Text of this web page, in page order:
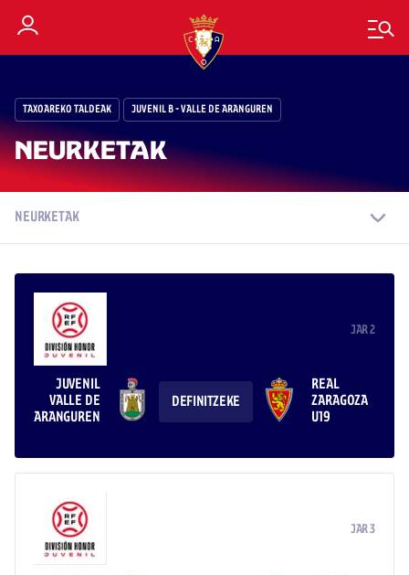
TAXOAREKO TALDEAK JUVENIL B - VALLE DE ARANGUREN
NEURKETAK
NEURKETAK
JAR 2
JUVENIL
VALLE DE
ARANGUREN
DEFINITZEKE
REAL
ZARAGOZA
U19
JAR 3